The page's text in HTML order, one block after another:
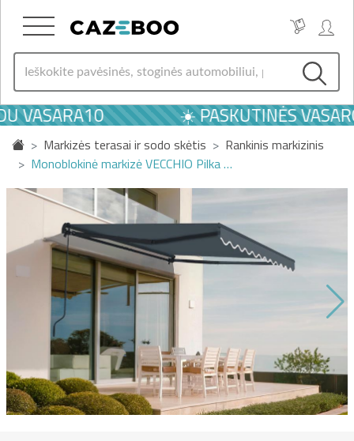
☀️ PASKUTINĖS
Markizės terasai ir sodo skėtis
Rankinis markizinis
Monoblokinė markizė VECCHIO Pilka …